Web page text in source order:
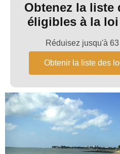
Obtenez la liste
éligibles à la
Réduisez jusqu'à
Obtenir la liste des